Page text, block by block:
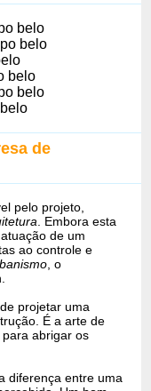
belo
belo
belo
belo
de
pelo projeto,
. Embora esta
de um
ao controle e
, o
projetar uma
É a arte de
abrigar os
diferença entre uma